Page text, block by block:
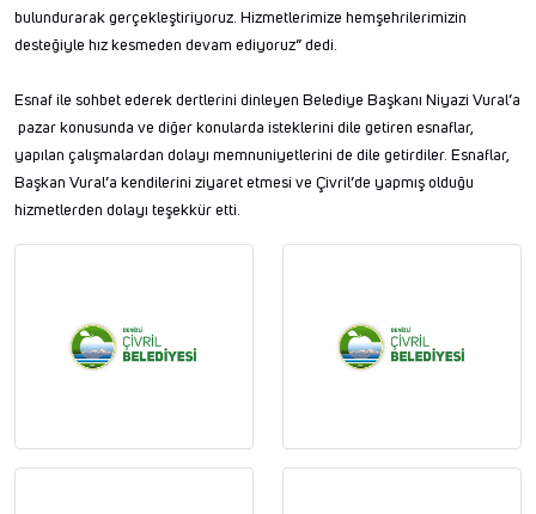
bulundurarak gerçekleştiriyoruz. Hizmetlerimize hemşehrilerimizin
desteğiyle hız kesmeden devam ediyoruz” dedi.
Esnaf ile sohbet ederek dertlerini dinleyen Belediye Başkanı Niyazi Vural’a
pazar konusunda ve diğer konularda isteklerini dile getiren esnaflar,
yapılan çalışmalardan dolayı memnuniyetlerini de dile getirdiler. Esnaflar,
Başkan Vural’a kendilerini ziyaret etmesi ve Çivril’de yapmış olduğu
hizmetlerden dolayı teşekkür etti.